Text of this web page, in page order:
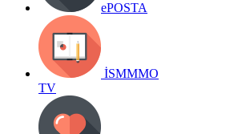
ePOSTA
İSMMMO
TV